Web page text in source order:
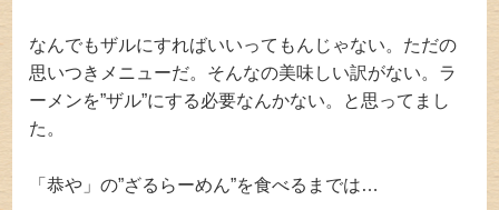
なんでもザルにすればいいってもんじゃない。ただの
思いつきメニューだ。そんなの美味しい訳がない。ラ
ーメンを”ザル”にする必要なんかない。と思ってまし
た。
「恭や」の”ざるらーめん”を食べるまでは…